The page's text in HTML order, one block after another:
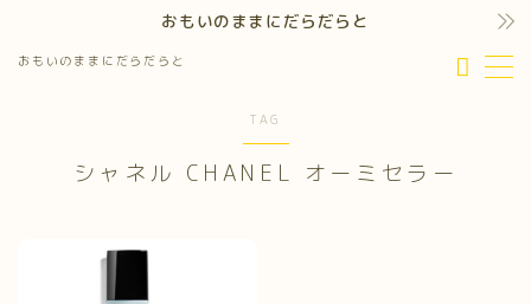
おもいのままにだらだらと
おもいのままにだらだらと
TAG
シャネル CHANEL オーミセラー